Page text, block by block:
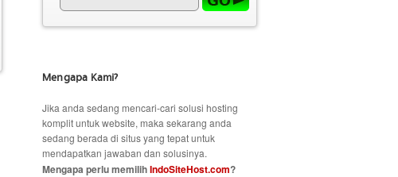
Mengapa Kami?
Jika anda sedang mencari-cari solusi hosting
komplit untuk website, maka sekarang anda
sedang berada di situs yang tepat untuk
mendapatkan jawaban dan solusinya.
Mengapa perlu memilihIndoSiteHost.com?